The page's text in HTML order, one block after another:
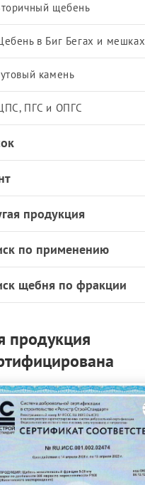
щебень
в Биг Бегах и мешках
камень
ПГС и ОПГС
продукция
по применению
щебня по фракции
продукция